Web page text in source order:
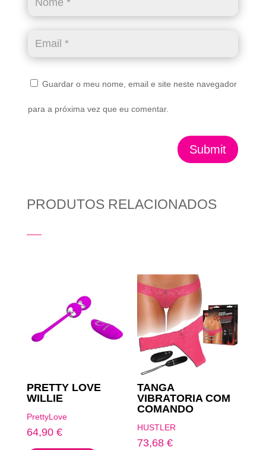
Guardar o meu nome, email e site neste navegador
para a próxima vez que eu comentar.
Submit
PRODUTOS RELACIONADOS
PRETTY LOVE
WILLIE
PrettyLove
64,90 €
TANGA
VIBRATORIA COM
COMANDO
HUSTLER
73,68€